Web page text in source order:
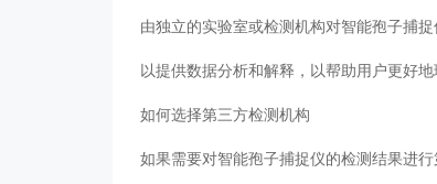
由独立的实验室或检测机构对智能孢子捕
以提供数据分析和解释，以帮助用户更好
如何选择第三方检测机构
如果需要对智能孢子捕捉仪的检测结果进